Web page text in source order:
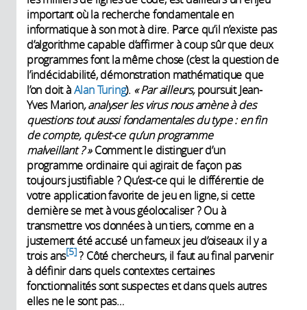
important où la recherche fondamentale en
informatique à son mot à dire. Parce qu’il n’existe pas
d’algorithme capable d’affirmer à coup sûr que deux
programmes font la même chose (c’est la question de
l’indécidabilité, démonstration mathématique que
l’on doit àAlan Turing). «Par ailleurs,poursuit Jean-
Yves Marion, analyser les virus nous amène à des
questions tout aussi fondamentales du type: en fin
de compte, qu’est-ce qu’un programme
malveillant ? »Comment le distinguer d’un
programme ordinaire qui agirait de façon pas
toujours justifiable ? Qu’est-ce qui le différentie de
votre application favorite de jeu en ligne, si cette
dernière se met à vous géolocaliser ? Ou à
transmettre vos données à un tiers, comme en a
justement été accusé un fameux jeu d’oiseaux il y a
trois ans 5 ? Côté chercheurs, il faut au final parvenir
à définir dans quels contextes certaines
fonctionnalités sont suspectes et dans quels autres
elles ne le sont pas…